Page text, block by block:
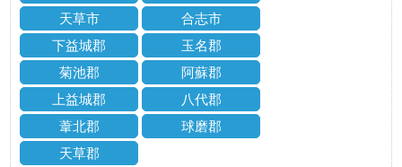
天草市
合志市
下益城郡
玉名郡
菊池郡
阿蘇郡
上益城郡
八代郡
葦北郡
球磨郡
天草郡